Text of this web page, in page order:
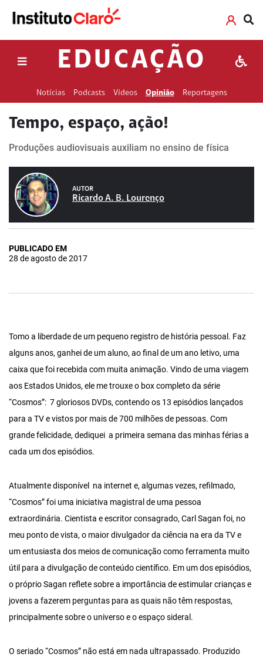
EDUCAÇÃO
Notícias Podcasts Vídeos Opinião Reportagens
Tempo, espaço, ação!
Produções audiovisuais auxiliam no ensino de física
AUTOR
Ricardo A. B. Lourenço
PUBLICADO EM
28 de agosto de 2017
Tomo a liberdade de um pequeno registro de história pessoal. Faz
alguns anos, ganhei de um aluno, ao final de um ano letivo, uma
caixa que foi recebida com muita animação. Vindo de uma viagem
aos Estados Unidos, ele me trouxe o box completo da série
“Cosmos”: 7 gloriosos DVDs, contendo os 13 episódios lançados
para a TV e vistos por mais de 700 milhões de pessoas. Com
grande felicidade, dediquei a primeira semana das minhas férias a
cada um dos episódios.
Atualmente disponível na internet e, algumas vezes, refilmado,
“Cosmos” foi uma iniciativa magistral de uma pessoa
extraordinária. Cientista e escritor consagrado, Carl Sagan foi, no
meu ponto de vista, o maior divulgador da ciência na era da TV e
um entusiasta dos meios de comunicação como ferramenta muito
útil para a divulgação de conteúdo científico. Em um dos episódios,
o próprio Sagan reflete sobre a importância de estimular crianças e
jovens a fazerem perguntas para as quais não têm respostas,
principalmente sobre o universo e o espaço sideral.
O seriado “Cosmos” não está em nada ultrapassado. Produzido